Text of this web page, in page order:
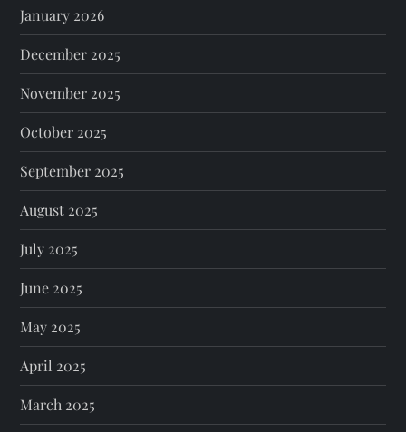
January 2026
December 2025
November 2025
October 2025
September 2025
August 2025
July 2025
June 2025
May 2025
April 2025
March 2025